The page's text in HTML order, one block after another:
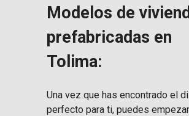
Modelos de
prefabricadas en
Tolima:
Una vez que has encontrado el
perfecto para ti, puedes